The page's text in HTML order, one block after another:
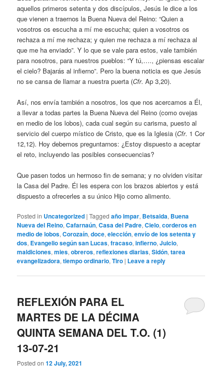
aquellos primeros setenta y dos discípulos, Jesús le dice a los
que vienen a traernos la Buena Nueva del Reino: “Quien a
vosotros os escucha a mí me escucha; quien a vosotros os
rechaza a mí me rechaza; y quien me rechaza a mí rechaza al
que me ha enviado”. Y lo que se vale para estos, vale también
para nosotros, para nuestros pueblos: “Y tú,…., ¿piensas escalar
el cielo? Bajarás al infierno”. Pero la buena noticia es que Jesús
no se cansa de llamar a nuestra puerta (Cfr. Ap 3,20).
Así, nos envía también a nosotros, los que nos acercamos a Él,
a llevar a todas partes la Buena Nueva del Reino (como ovejas
en medio de los lobos), cada cual según su carisma, puesto al
servicio del cuerpo místico de Cristo, que es la Iglesia (Cfr. 1 Cor
12,12). Hoy debemos preguntarnos: ¿Estoy dispuesto a aceptar
el reto, incluyendo las posibles consecuencias?
Que pasen todos un hermoso fin de semana; y no olviden visitar
la Casa del Padre. Él les espera con los brazos abiertos y está
dispuesto a ofrecerles a su único Hijo como alimento.
Posted in Uncategorized |Tagged año impar, Betsaida, Buena
Nueva del Reino,Cafarnaún,Casa del Padre,Cielo,corderos en
medio de lobos,Corozaín,doce,elección,envío de los setenta y
dos, Evangelio según san Lucas,fracaso,infierno,Juicio,
maldiciones,mies,obreros,reflexiones diarias,Sidón,tarea
evangelizadora,tiempo ordinario,Tiro | Leave a reply
REFLEXIÓN PARA EL
MARTES DE LA DÉCIMA
QUINTA SEMANA DEL T.O. (1)
13-07-21
Posted on12 July, 2021